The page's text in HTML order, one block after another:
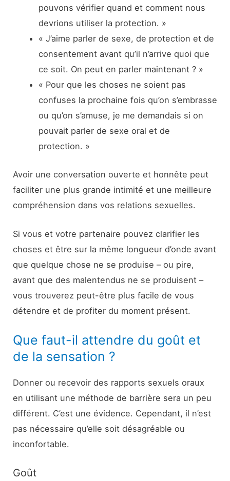
pouvons vérifier quand et comment nous
devrions utiliser la protection. »
« J’aime parler de sexe, de protection et de
consentement avant qu’il n’arrive quoi que
ce soit. On peut en parler maintenant ? »
« Pour que les choses ne soient pas
confuses la prochaine fois qu’on s’embrasse
ou qu’on s’amuse, je me demandais si on
pouvait parler de sexe oral et de
protection. »
Avoir une conversation ouverte et honnête peut
faciliter une plus grande intimité et une meilleure
compréhension dans vos relations sexuelles.
Si vous et votre partenaire pouvez clarifier les
choses et être sur la même longueur d’onde avant
que quelque chose ne se produise – ou pire,
avant que des malentendus ne se produisent –
vous trouverez peut-être plus facile de vous
détendre et de profiter du moment présent.
Que faut-il attendre du goût et
de la sensation ?
Donner ou recevoir des rapports sexuels oraux
en utilisant une méthode de barrière sera un peu
différent. C’est une évidence. Cependant, il n’est
pas nécessaire qu’elle soit désagréable ou
inconfortable.
Goût